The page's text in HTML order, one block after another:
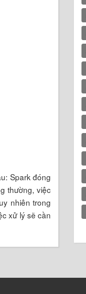
Spark đóng
thường, việc
nhiên trong
xử lý sẽ cần